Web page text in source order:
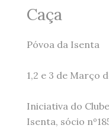
Caça
Póvoa da Isenta
1,2 e 3 de Março
Iniciativa do
Isenta, sócio